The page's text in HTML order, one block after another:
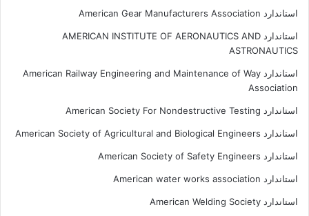
استاندارد American Gear Manufacturers Association
استاندارد AMERICAN INSTITUTE OF AERONAUTICS AND
ASTRONAUTICS
استاندارد American Railway Engineering and Maintenance of Way
Association
استاندارد American Society For Nondestructive Testing
استاندارد American Society of Agricultural and Biological Engineers
استاندارد American Society of Safety Engineers
استاندارد American water works association
استاندارد American Welding Society